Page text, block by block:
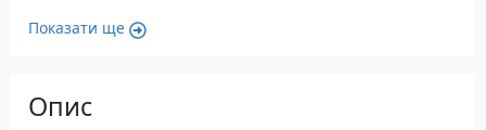
Показати ще
Опис